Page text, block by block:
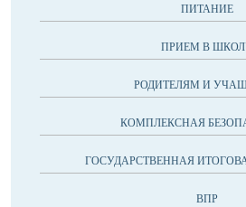
ПИТАНИЕ
ПРИЕМ В
РОДИТЕЛЯМ И
КОМПЛЕКСНАЯ
ГОСУДАРСТВЕННАЯ
ВПР